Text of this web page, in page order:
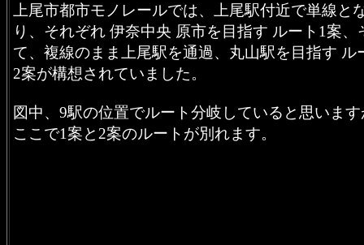
上尾市都市モノレールでは、上尾駅付近で単線と
り、それぞれ 伊奈中央 原市を目指す ルート1案、
て、複線のまま上尾駅を通過、丸山駅を目指す ル
2案が構想されていました。
図中、9駅の位置でルート分岐していると思いま
ここで1案と2案のルートが別れます。